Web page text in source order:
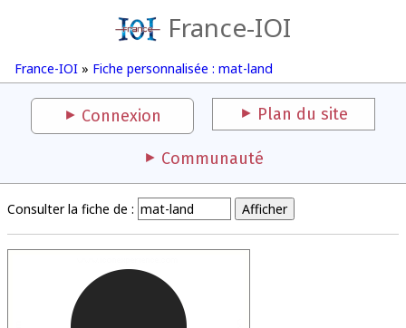
France-IOI
France-IOI » Fiche personnalisée : mat-land
Connexion Plan du site
Communauté
Consulter la fiche de :